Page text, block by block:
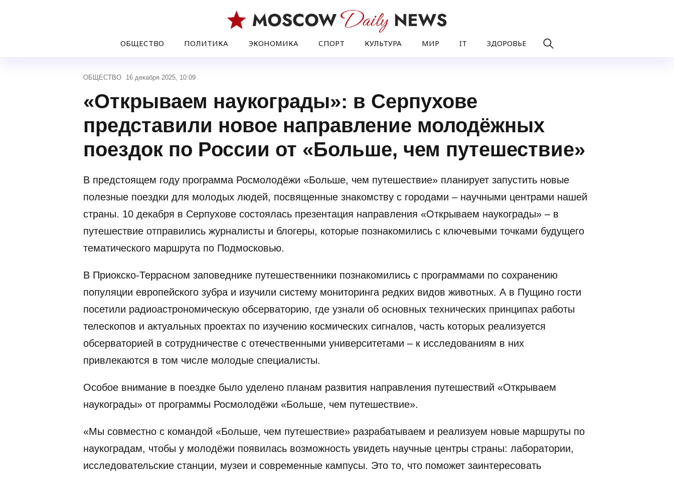
ОБЩЕСТВО ПОЛИТИКА ЭКОНОМИКА СПОРТ КУЛЬТУРА МИР IT ЗДОРОВЬЕ
ОБЩЕСТВО 16 декабря 2025, 10:09
«Открываем наукограды»: в Серпухове
представили новое направление молодёжных
поездок по России от «Больше, чем путешествие»
В предстоящем году программа Росмолодёжи «Больше, чем путешествие» планирует запустить новые
полезные поездки для молодых людей, посвященные знакомству с городами – научными центрами нашей
страны. 10 декабря в Серпухове состоялась презентация направления «Открываем наукограды» – в
путешествие отправились журналисты и блогеры, которые познакомились с ключевыми точками будущего
тематического маршрута по Подмосковью.
В Приокско-Террасном заповеднике путешественники познакомились с программами по сохранению
популяции европейского зубра и изучили систему мониторинга редких видов животных. А в Пущино гости
посетили радиоастрономическую обсерваторию, где узнали об основных технических принципах работы
телескопов и актуальных проектах по изучению космических сигналов, часть которых реализуется
обсерваторией в сотрудничестве с отечественными университетами – к исследованиям в них
привлекаются в том числе молодые специалисты.
Особое внимание в поездке было уделено планам развития направления путешествий «Открываем
наукограды» от программы Росмолодёжи «Больше, чем путешествие».
«Мы совместно с командой «Больше, чем путешествие» разрабатываем и реализуем новые маршруты по
наукоградам, чтобы у молодёжи появилась возможность увидеть научные центры страны: лаборатории,
исследовательские станции, музеи и современные кампусы. Это то, что поможет заинтересовать